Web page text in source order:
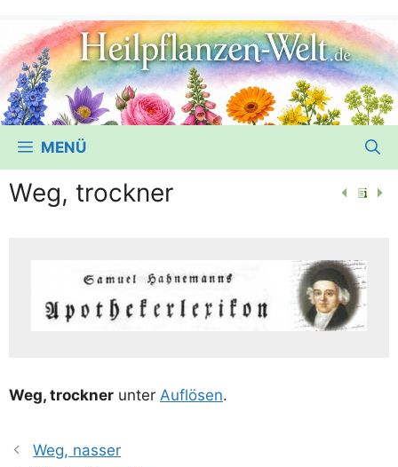
MENÜ
Weg, trockner
Weg, trock­ner unter Auf­lö­sen.
Weg, nasser